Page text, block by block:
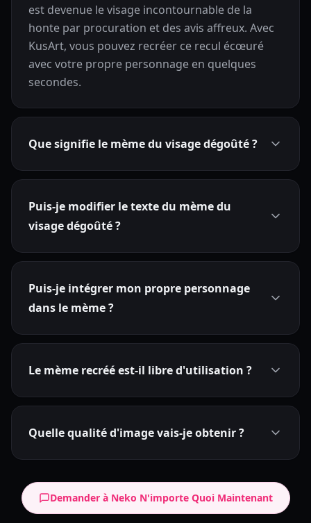
est devenue le visage incontournable de la
honte par procuration et des avis affreux. Avec
KusArt, vous pouvez recréer ce recul écœuré
avec votre propre personnage en quelques
secondes.
Que signifie le mème du visage dégoûté ?
Puis-je modifier le texte du mème du
visage dégoûté ?
Puis-je intégrer mon propre personnage
dans le mème ?
Le mème recréé est-il libre d'utilisation ?
Quelle qualité d'image vais-je obtenir ?
Demander à Neko N'importe Quoi Maintenant